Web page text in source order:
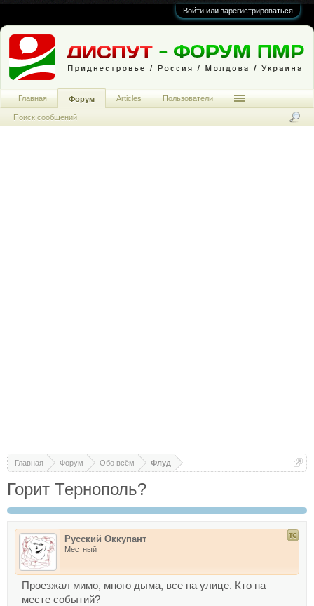
Войти или зарегистрироваться
Главная Форум Обо всём Флуд
Горит Тернополь?
Русский Оккупант
Местный
Проезжал мимо, много дыма, все на улице. Кто на
месте событий?
Главная Форум
Поиск сообщений
Articles Пользователи